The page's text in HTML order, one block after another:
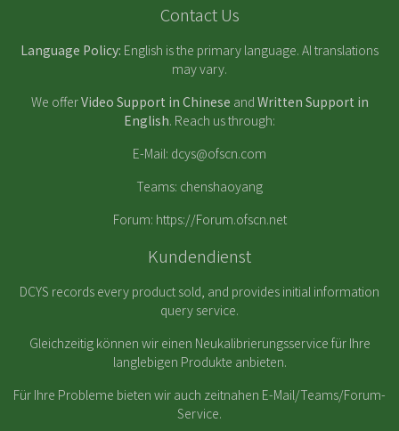
Contact Us
Language Policy: English is the primary language. AI translations
may vary.
We offerVideo Support in Chinese and Written Support in
English. Reach us through:
E-Mail: dcys@ofscn.com
Teams: chenshaoyang
Forum: https://Forum.ofscn.net
Kundendienst
DCYS records every product sold, and provides initial information
query service.
Gleichzeitig können wir einen Neukalibrierungsservice für Ihre
langlebigen Produkte anbieten.
Für Ihre Probleme bieten wir auch zeitnahen E-Mail/Teams/Forum-
Service.